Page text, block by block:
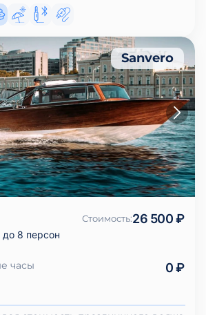
Sanvero
Стоимость:26 500 ₽
8 персон
часы 0 ₽